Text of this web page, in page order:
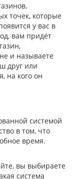
точек, которые
у вас в
вам придёт
и называете
друг или
на кого он
системой
в том, что
время.
вы выбираете
система